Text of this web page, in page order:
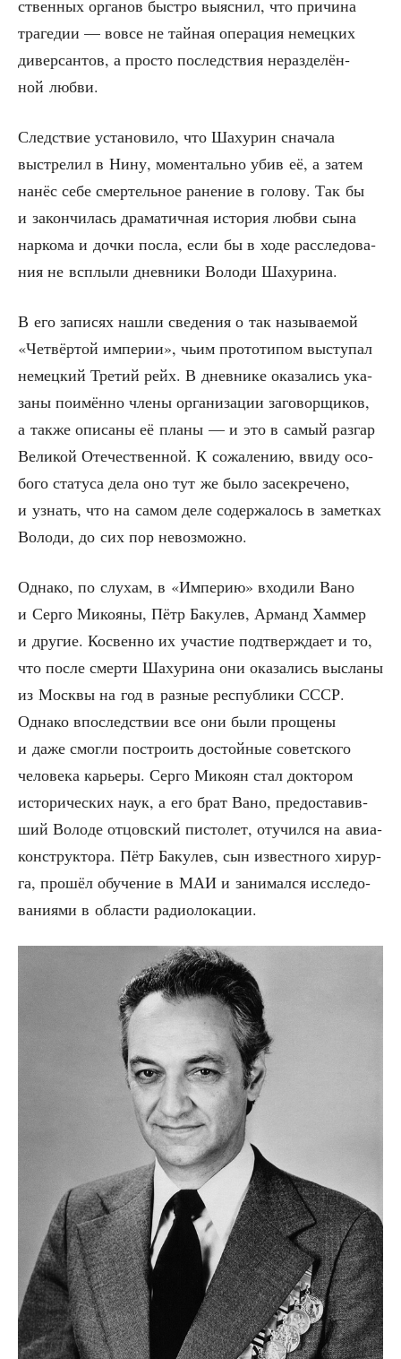
ствен­ных орга­нов быст­ро выяс­нил, что при­чи­на
тра­ге­дии — вовсе не тай­ная опе­ра­ция немец­ких
дивер­сан­тов, а про­сто послед­ствия нераз­де­лён­
ной любви.
След­ствие уста­но­ви­ло, что Шах­урин сна­ча­ла
выстре­лил в Нину, момен­таль­но убив её, а затем
нанёс себе смер­тель­ное ране­ние в голо­ву. Так бы
и закон­чи­лась дра­ма­тич­ная исто­рия люб­ви сына
нар­ко­ма и доч­ки посла, если бы в ходе рас­сле­до­ва­
ния не всплы­ли днев­ни­ки Воло­ди Шахурина.
В его запи­сях нашли све­де­ния о так назы­ва­е­мой
«Чет­вёр­той импе­рии», чьим про­то­ти­пом высту­пал
немец­кий Тре­тий рейх. В днев­ни­ке ока­за­лись ука­
за­ны поимён­но чле­ны орга­ни­за­ции заго­вор­щи­ков,
а так­же опи­са­ны её пла­ны — и это в самый раз­гар
Вели­кой Оте­че­ствен­ной. К сожа­ле­нию, вви­ду осо­
бо­го ста­ту­са дела оно тут же было засек­ре­че­но,
и узнать, что на самом деле содер­жа­лось в замет­ках
Воло­ди, до сих пор невозможно.
Одна­ко, по слу­хам, в «Импе­рию» вхо­ди­ли Вано
и Сер­го Мико­я­ны, Пётр Баку­лев, Арманд Хам­мер
и дру­гие. Кос­вен­но их уча­стие под­твер­жда­ет и то,
что после смер­ти Шах­ури­на они ока­за­лись высла­ны
из Моск­вы на год в раз­ные рес­пуб­ли­ки СССР.
Одна­ко впо­след­ствии все они были про­ще­ны
и даже смог­ли постро­ить достой­ные совет­ско­го
чело­ве­ка карье­ры. Сер­го Мико­ян стал док­то­ром
исто­ри­че­ских наук, а его брат Вано, предо­ста­вив­
ший Воло­де отцов­ский писто­лет, отучил­ся на авиа­
кон­струк­то­ра. Пётр Баку­лев, сын извест­но­го хирур­
га, про­шёл обу­че­ние в МАИ и зани­мал­ся иссле­до­
ва­ни­я­ми в обла­сти радиолокации.